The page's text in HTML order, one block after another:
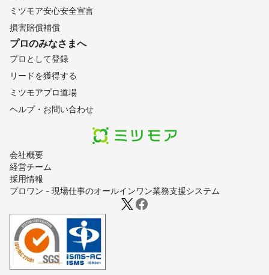
会社概要
経営チーム
採用情報
プロワン - 現場仕事のオールインワン業務支援システム
ミツモア安心安全宣言
損害賠償補償
プロのみなさまへ
プロとして登録
リードを獲得する
ミツモアプロ道場
ヘルプ・お問い合わせ